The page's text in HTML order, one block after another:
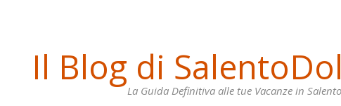
Il Blog di
La Guida Definitiva alle tue Vacanze in Salento